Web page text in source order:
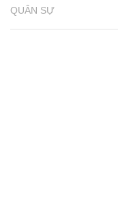
QUÂN SỰ